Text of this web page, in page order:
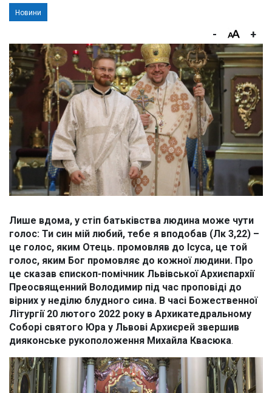
Новини
- +
Лише вдома, у стіп батьківства людина може чути
голос: Ти син мій любий, тебе я вподобав (Лк 3,22) –
це голос, яким Отець. промовляв до Ісуса, це той
голос, яким Бог промовляє до кожної людини. Про
це сказав єпископ-помічник Львівської Архиєпархії
Преосвященний Володимир під час проповіді до
вірних у неділю блудного сина. В часі Божественної
Літургії 20 лютого 2022 року в Архикатедральному
Соборі святого Юра у Львові Архиєрей звершив
дияконське рукоположення Михайла Квасюка.